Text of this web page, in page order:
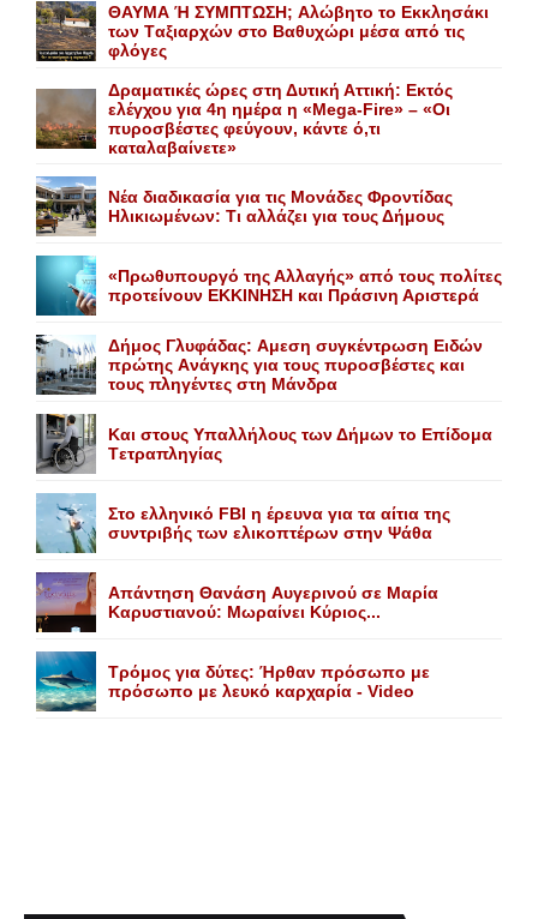
ΘΑΥΜΑ Ή ΣΥΜΠΤΩΣΗ; Aλώβητο το Eκκλησάκι
των Tαξιαρχών στο Bαθυχώρι μέσα από τις
φλόγες
Δραματικές ώρες στη Δυτική Αττική: Εκτός
ελέγχου για 4η ημέρα η «Mega-Fire» – «Οι
πυροσβέστες φεύγουν, κάντε ό,τι
καταλαβαίνετε»
Nέα διαδικασία για τις Mονάδες Φροντίδας
Hλικιωμένων: Tι αλλάζει για τους Δήμους
«Πρωθυπουργό της Αλλαγής» από τους πολίτες
προτείνουν EKKINHΣΗ και Πράσινη Αριστερά
Δήμος Γλυφάδας: Aμεση συγκέντρωση Eιδών
πρώτης Aνάγκης για τους πυροσβέστες και
τους πληγέντες στη Mάνδρα
Kαι στους Yπαλλήλους των Δήμων το Eπίδομα
Tετραπληγίας
Στο ελληνικό FBI η έρευνα για τα αίτια της
συντριβής των ελικοπτέρων στην Ψάθα
Aπάντηση Θανάση Aυγερινού σε Mαρία
Kαρυστιανού: Mωραίνει Kύριος...
Τρόμος για δύτες: Ήρθαν πρόσωπο με
πρόσωπο με λευκό καρχαρία - Video